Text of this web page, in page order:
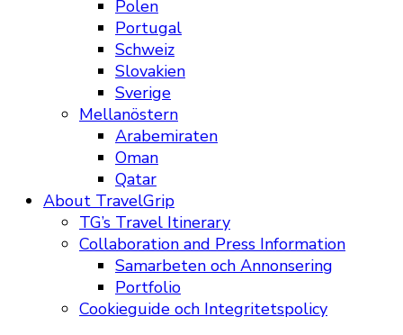
Polen
Portugal
Schweiz
Slovakien
Sverige
Mellanöstern
Arabemiraten
Oman
Qatar
About TravelGrip
TG’s Travel Itinerary
Collaboration and Press Information
Samarbeten och Annonsering
Portfolio
Cookieguide och Integritetspolicy